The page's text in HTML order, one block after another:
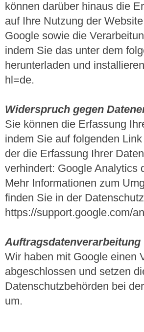
können darüber hinaus die
auf Ihre Nutzung der
Google sowie die
indem Sie das unter dem
herunterladen und
hl=de.
Widerspruch gegen
Sie können die Erfassung
indem Sie auf folgenden
der die Erfassung Ihrer
verhindert: Google Analytics
Mehr Informationen zum
finden Sie in der
https://support.google.com/
Auftragsdatenverarbeitung
Wir haben mit Google einen
abgeschlossen und setzen
Datenschutzbehörden bei
um.